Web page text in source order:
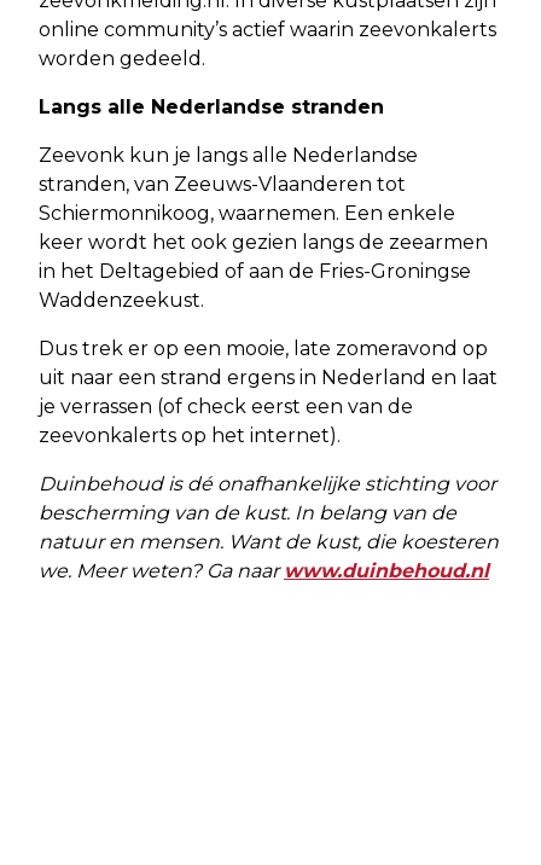
online community’s actief waarin zeevonkalerts
worden gedeeld.
Langs alle Nederlandse stranden
Zeevonk kun je langs alle Nederlandse
stranden, van Zeeuws-Vlaanderen tot
Schiermonnikoog, waarnemen. Een enkele
keer wordt het ook gezien langs de zeearmen
in het Deltagebied of aan de Fries-Groningse
Waddenzeekust.
Dus trek er op een mooie, late zomeravond op
uit naar een strand ergens in Nederland en laat
je verrassen (of check eerst een van de
zeevonkalerts op het internet).
Duinbehoud is dé onafhankelijke stichting voor
bescherming van de kust. In belang van de
natuur en mensen. Want de kust, die koesteren
we. Meer weten? Ga naar www.duinbehoud.nl